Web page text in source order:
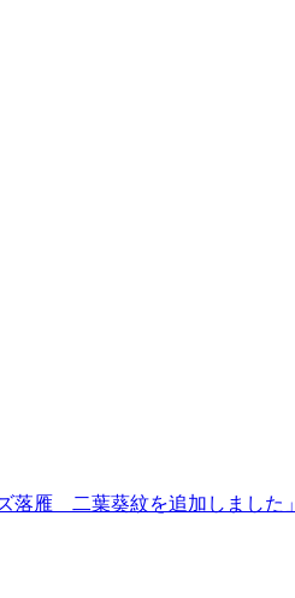
落雁 二葉葵紋を追加しました」